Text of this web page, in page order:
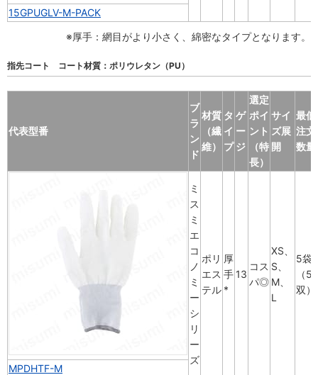
15GPUGLV-M-PACK
※厚手：網目がより小さく、綿密なタイプとなります。
指先コート コート材質：ポリウレタン（PU）
代表型番
ブ
ラ
ン
ド
材質
（繊
維）
タ
イ
プ
ゲ
ー
ジ
選定
ポイ
ント
（特
長）
サイ
ズ展
開
最低
注文
数量
ミ
ス
ミ
エ
コ
ノ
ミ
ー
シ
リ
ー
ズ
ポリ
エス
テル
厚
手
*
13
コス
パ◎
XS、
S、
M、
L
5袋
（50
双）
MPDHTF-M